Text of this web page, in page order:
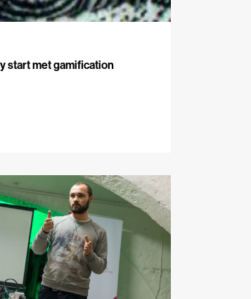
start met gamification